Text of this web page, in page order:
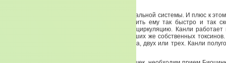
Канли потрясающая профилактика урогенитальной системы. И плюс к
кальций в организме, не позволяет выходить ему так быстро и так
токсический эффект, Канли улучшает микроциркуляцию. Канли
защищает нас от вредного воздействия наших же собственных
смысла принимать в течение недели, месяца, двух или трех. Канли